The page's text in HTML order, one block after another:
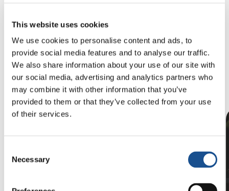
This website uses cookies
We use cookies to personalise content and ads, to
provide social media features and to analyse our traffic.
We also share information about your use of our site with
our social media, advertising and analytics partners who
may combine it with other information that you’ve
provided to them or that they’ve collected from your use
of their services.
Selection
Necessary
changement à l’échelle locale et
globale.